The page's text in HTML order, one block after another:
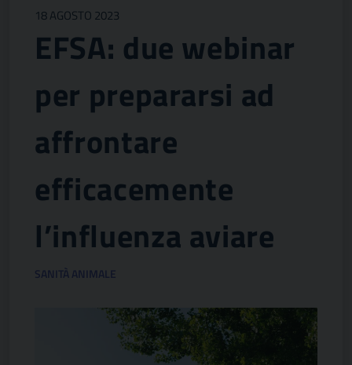
18 AGOSTO 2023
EFSA: due webinar
per prepararsi ad
affrontare
efficacemente
l’influenza aviare
SANITÀ ANIMALE